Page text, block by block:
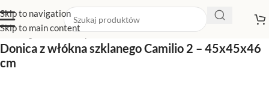
Skip to navigation
Skip to main content
Strona główna/Sklep z donicami/Donice czerwone
Donica z włókna szklanego Camilio 2 – 45x45x46
cm